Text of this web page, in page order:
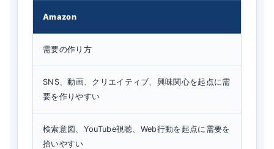
Amazon
需要の作り方
SNS、動画、クリエイティブ、興味関心を起点に需
要を作りやすい
検索意図、YouTube視聴、Web行動を起点に需要を
拾いやすい